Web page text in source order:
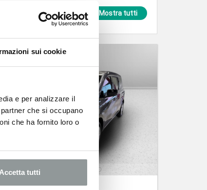
sui cookie
e per analizzare il
che si occupano
che ha fornito loro o
tutti
Mostra tutti
Townstar